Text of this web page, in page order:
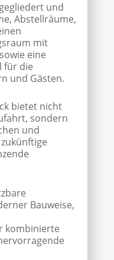
und
Abstellräume,
mit
eine
für die
und Gästen.
bietet nicht
sondern
und
Bauweise,
kombinierte